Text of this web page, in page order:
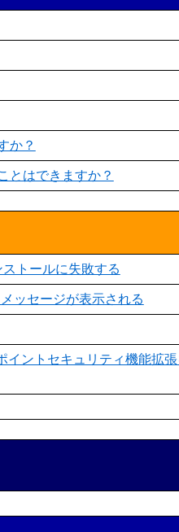
か？
とはできますか？
トールに失敗する
ッセージが表示される
ントセキュリティ機能拡